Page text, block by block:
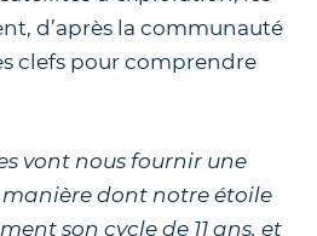
d’après la communauté
clefs pour comprendre
vont nous fournir une
dont notre étoile
son cycle de 11 ans, et